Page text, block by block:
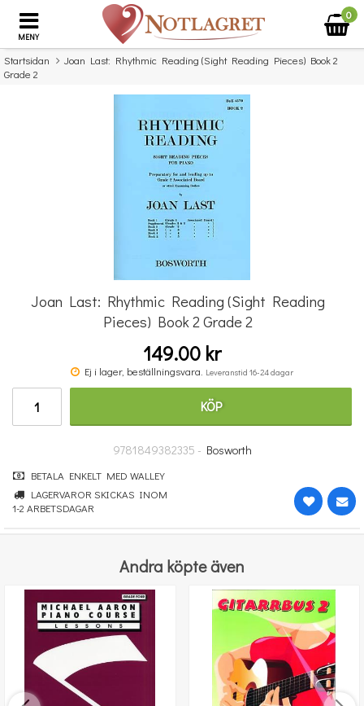
MENY
0
Startsidan
Joan Last: Rhythmic Reading (Sight Reading Pieces) Book 2
Grade 2
Missa inte detta...
Benjamin Britten: Simple Symphony For String Orchestra - Study Score
364 kr
Joan Last: Rhythmic Reading (Sight Reading
Pieces) Book 2 Grade 2
149.00 kr
Ej i lager, beställningsvara. Leveranstid 16-24 dagar
KÖP
9781849382335 - Bosworth
BETALA ENKELT MED WALLEY
LAGERVAROR SKICKAS INOM
1-2 ARBETSDAGAR
Andra köpte även